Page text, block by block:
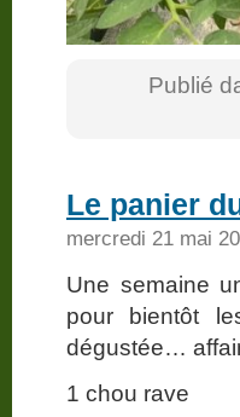
Publié
Le panier
mercredi 21 mai
Une semaine
pour bientôt
dégustée…
1 chou rave